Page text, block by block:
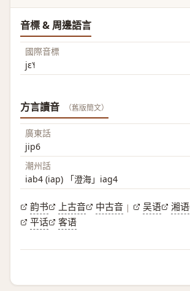
音標 & 周邊語言
國際音標
jɛ˥˧
方言讀音 （舊版簡文）
廣東話
jip6
潮州話
iab4 (iap) 「澄海」iag4
韵书 上古音 中古音 | 吴语 湘语
平话
客语